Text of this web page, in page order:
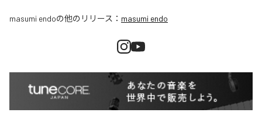
masumi endoの他のリリース： masumi endo